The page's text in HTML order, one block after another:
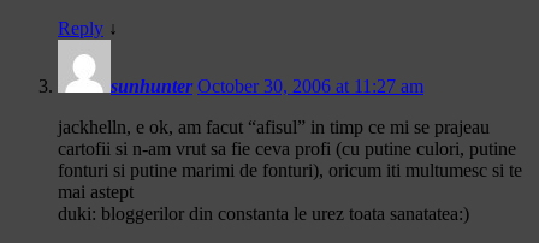
Reply ↓
sunhunter October 30, 2006 at 11:27 am
jackhelln, e ok, am facut “afisul” in timp ce mi se prajeau
cartofii si n-am vrut sa fie ceva profi (cu putine culori, putine
fonturi si putine marimi de fonturi), oricum iti multumesc si te
mai astept
duki: bloggerilor din constanta le urez toata sanatatea:)